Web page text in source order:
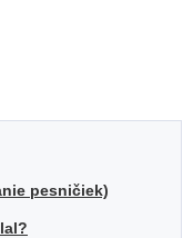
pesničiek)